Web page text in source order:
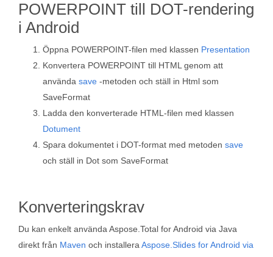
POWERPOINT till DOT-rendering
i Android
Öppna POWERPOINT-filen med klassen Presentation
Konvertera POWERPOINT till HTML genom att
använda save -metoden och ställ in Html som
SaveFormat
Ladda den konverterade HTML-filen med klassen
Dotument
Spara dokumentet i DOT-format med metoden save
och ställ in Dot som SaveFormat
Konverteringskrav
Du kan enkelt använda Aspose.Total for Android via Java
direkt från Maven och installera Aspose.Slides for Android via